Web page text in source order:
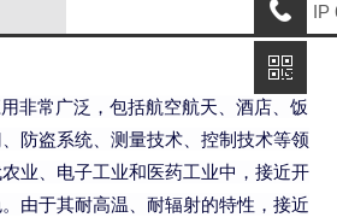
IP
非常广泛，包括航空航天、酒店、饭
防盗系统、测量技术、控制技术等领
业、电子工业和医药工业中，接近开
由于其耐高温、耐辐射的特性，接近